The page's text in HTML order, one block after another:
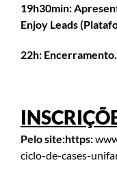
19h30min:
Enjoy Leads
22h: Encerramento.
Pelo site:https:
ciclo-de-cases-